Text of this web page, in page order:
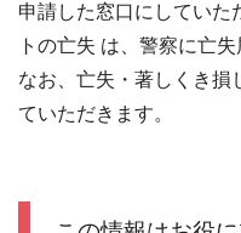
申請した窓口にしていた
トの亡失 は、警察に亡
なお、亡失・著しくき損
ていただきます。